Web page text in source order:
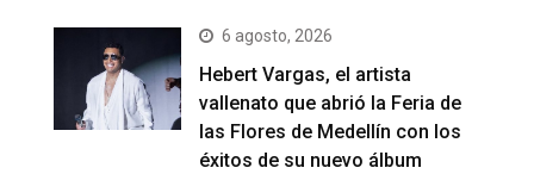
6 agosto, 2026
Hebert Vargas, el artista
vallenato que abrió la Feria de
las Flores de Medellín con los
éxitos de su nuevo álbum